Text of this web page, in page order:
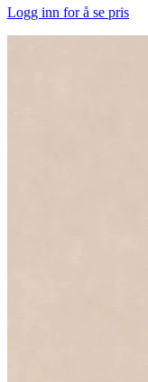
Logg inn for å se pris